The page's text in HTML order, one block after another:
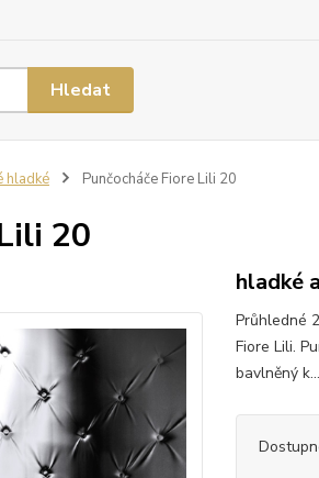
Hledat
hladké Punčocháče Fiore Lili 20
20
hladké
Průhledné
Fiore Lili.
bavlněný k...